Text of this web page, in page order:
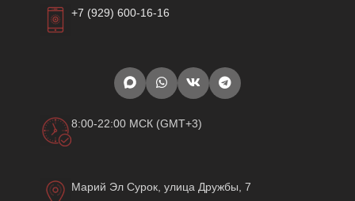
+7 (929) 600-16-16
8:00-22:00 МСК (GMT+3)
Марий Эл Сурок, улица Дружбы, 7